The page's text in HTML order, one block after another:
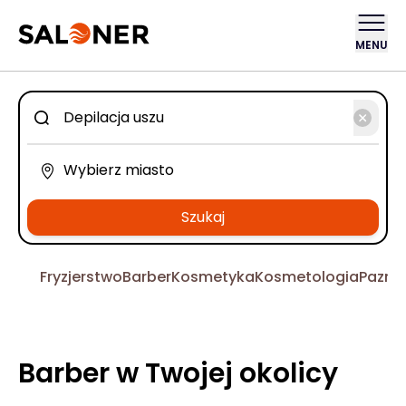
MENU
Szukaj
FryzjerstwoBarberKosmetykaKosmetologia
Barber w Twojej okolicy